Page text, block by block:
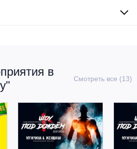
в
Смотреть все (13)